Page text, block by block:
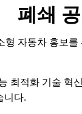
폐쇄
형 자동차 홍보
최적화 기술 혁
니다.